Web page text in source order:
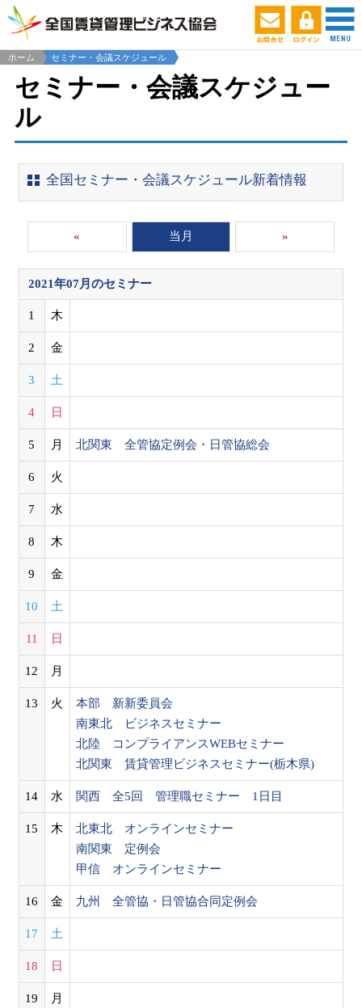
ホーム セミナー・会議スケジュール
セミナー・会議スケジュー
ル
全国セミナー・会議スケジュール新着情報
« 当月 »
2021年07月のセミナー
1 木
2 金
3 土
4 日
5 月 北関東 全管協定例会・日管協総会
6 火
7 水
8 木
9 金
10 土
11 日
12 月
13 火
本部 新新委員会
南東北 ビジネスセミナー
北陸 コンプライアンスWEBセミナー
北関東 賃貸管理ビジネスセミナー(栃木県)
14 水 関西 全5回 管理職セミナー 1日目
15 木
北東北 オンラインセミナー
南関東 定例会
甲信 オンラインセミナー
16 金 九州 全管協・日管協合同定例会
17 土
18 日
19 月